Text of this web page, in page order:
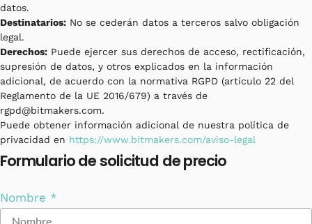
datos.
Destinatarios: No se cederán datos a terceros salvo obligación
legal.
Derechos: Puede ejercer sus derechos de acceso, rectificación,
supresión de datos, y otros explicados en la información
adicional, de acuerdo con la normativa RGPD (artículo 22 del
Reglamento de la UE 2016/679) a través de
rgpd@bitmakers.com.
Puede obtener información adicional de nuestra política de
privacidad en https://www.bitmakers.com/aviso-legal
Formulario de solicitud de precio
Nombre *